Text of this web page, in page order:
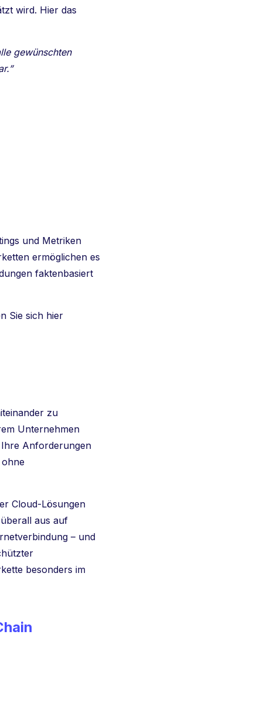
wird. Hier das
gewünschten
und Metriken
ermöglichen es
faktenbasiert
Sie sich hier
zu
Unternehmen
Anforderungen
ohne
Cloud-Lösungen
aus auf
– und
besonders im